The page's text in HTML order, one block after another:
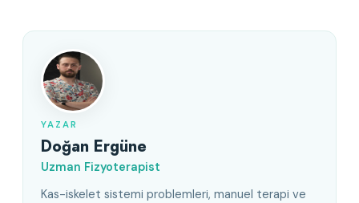
YAZAR
Doğan Ergüne
Uzman Fizyoterapist
Kas-iskelet sistemi problemleri, manuel terapi ve